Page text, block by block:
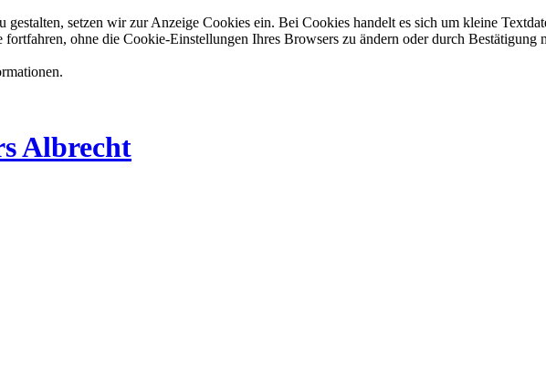
setzen wir zur Anzeige Cookies ein. Bei Cookies handelt es sich um kleine
fortfahren, ohne die Cookie-Einstellungen Ihres Browsers zu ändern oder durch
Albrecht